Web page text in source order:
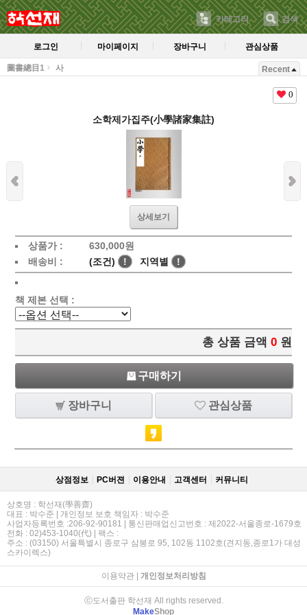
카테고리 검색
로그인 마이페이지 장바구니 관심상품
圖書總目1 사 Recent
0
소학제가집주(小學諸家集註)
상세보기
상품가 : 630,000원
배송비 :
(조건) ! 지역별 !
책 제본 선택 :
총 상품 금액 0 원
구매하기
장바구니 관심상품
상점정보 PC버젼 이용안내 고객센터 커뮤니티
상호명 : 학선재(學善齋)
대표 : 박수준 | 개인정보 보호 책임자 : 박수준
사업자등록번호 :206-92-90181 | 통신판매업신고번호 : 제2022-서울종로-1679호
전화 : 02)453-1040(代) | 팩스 :
주소 : (03150) 서울특별시 종로구 삼봉로 95, 102동 1102호(견지동,종로1가 대성
스카이렉스)
이용약관| 개인정보처리방침
ⓒ도서출판 학선재 All rights reserved.
MakeShop